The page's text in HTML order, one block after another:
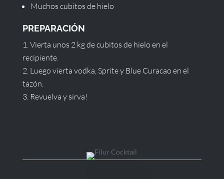
Muchos cubitos de hielo
PREPARACIÓN
Vierta unos 2 kg de cubitos de hielo en el
recipiente.
Luego vierta vodka, Sprite y Blue Curacao en el
tazón.
Revuelva y sirva!